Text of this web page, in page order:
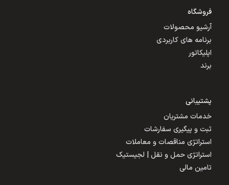
فروشگاه
آرشیو محصولات
برنامه های کاربردی
اپلیکاتور
برند
پشتیبانی
خدمات مشتریان
ثبت و پیگیری سفارشات
استراتژی مناقصات و معاملات
استراتژی حمل و نقل | لجیستیک
تامین مالی